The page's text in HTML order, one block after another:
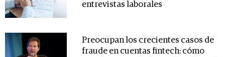
entrevistas laborales
Preocupan los crecientes casos de
fraude en cuentas fintech: cómo